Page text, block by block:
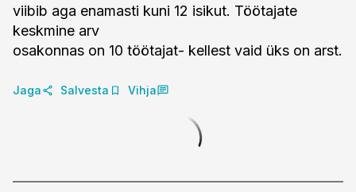
viibib aga enamasti kuni 12 isikut. Töötajate
keskmine arv
osakonnas on 10 töötajat- kellest vaid üks on arst.
Jaga Salvesta Vihja